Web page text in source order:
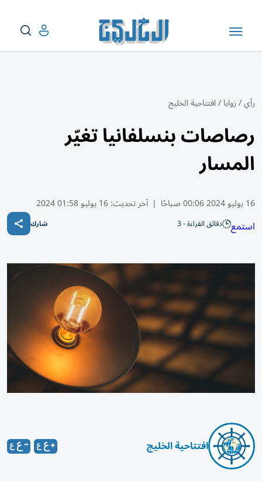
رأي/زوايا/افتتاحية الخليج
رصاصات بنسلفانيا تغيّر
المسار
16 يوليو 2024 00:06 صباحًا | آخر تحديث:16 يوليو 01:58 2024
استمع دقائق القراءة - 3 شارك
افتتاحية الخليج